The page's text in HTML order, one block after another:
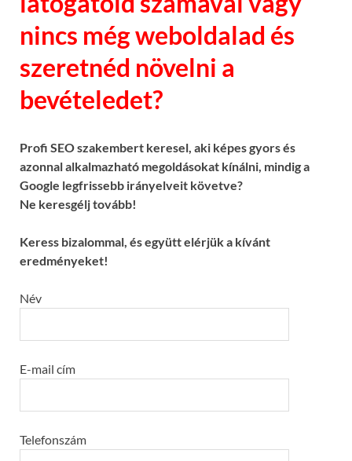
nincs még weboldalad és
szeretnéd növelni a
bevételedet?
Profi SEO szakembert keresel, aki képes gyors és
azonnal alkalmazható megoldásokat kínálni, mindig a
Google legfrissebb irányelveit követve?
Ne keresgélj tovább!
Keress bizalommal, és együtt elérjük a kívánt
eredményeket!
Név
E-mail cím
Telefonszám